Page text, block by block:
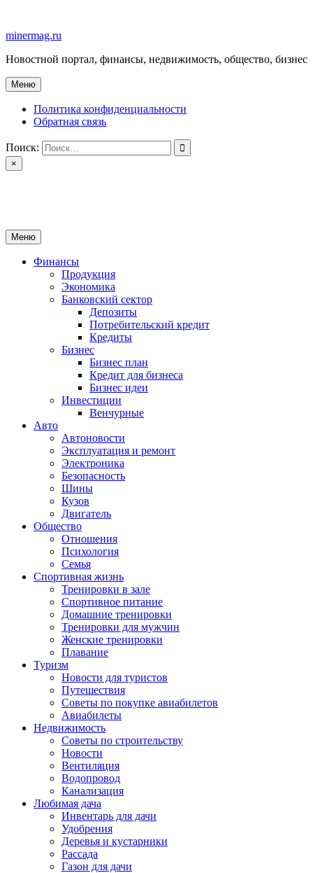
содержимому
minermag.ru
Новостной портал, финансы, недвижимость, общество, бизнес
Меню
Политика конфиденциальности
Обратная связь
Поиск:
×
Меню
Финансы
Продукция
Экономика
Банковский сектор
Депозиты
Потребительский кредит
Кредиты
Бизнес
Бизнес план
Кредит для бизнеса
Бизнес идеи
Инвестиции
Венчурные
Авто
Автоновости
Эксплуатация и ремонт
Электроника
Безопасность
Шины
Кузов
Двигатель
Общество
Отношения
Психология
Семья
Спортивная жизнь
Тренировки в зале
Спортивное питание
Домашние тренировки
Тренировки для мужчин
Женские тренировки
Плавание
Туризм
Новости для туристов
Путешествия
Советы по покупке авиабилетов
Авиабилеты
Недвижимость
Советы по строительству
Новости
Вентиляция
Водопровод
Канализация
Любимая дача
Инвентарь для дачи
Удобрения
Деревья и кустарники
Рассада
Газон для дачи